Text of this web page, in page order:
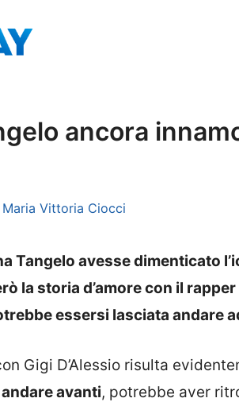
ancora
Maria Vittoria Ciocci
Tangelo avesse dimenticato
la storia d’amore con il
essersi lasciata andare
Gigi D’Alessio risulta
avanti, potrebbe aver